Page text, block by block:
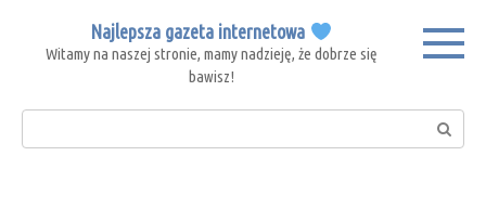
content
Najlepsza gazeta internetowa
Witamy na naszej stronie, mamy nadzieję, że dobrze się
bawisz!
Search: